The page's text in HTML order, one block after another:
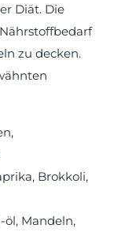
Diät. Die
zu decken.
Brokkoli,
Mandeln,